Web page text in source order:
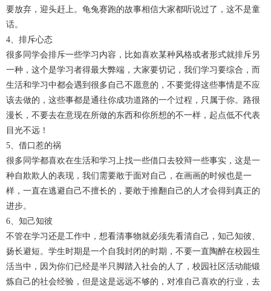
要放弃，迎头赶上。龟兔赛跑的故事相信大家都听说过了，这不是童
话。
4、排斥心态
很多同学会排斥一些学习内容，比如喜欢某种风格或者形式就排斥另
一种，这个是学习者得最大弊端，大家要切记，我们学习要综合，而
生活和学习中都会遇到很多自己不愿意的，不要觉得这些事情是不应
该去做的，这些事都是通往你成功道路的一个过程，只属于你。路很
漫长，不要去在意现在所做的东西和你所想的不一样，起点低不代表
目光不远！
5、借口惹的祸
很多同学都喜欢在生活和学习上找一些借口去狡辩一些事实，这是一
种自欺欺人的表现，我们需要敢于面对自己，在画画的时候也是一
样，一直在逃避自己不擅长的，要敢于推翻自己的人才会得到真正的
进步。
6、知己知彼
不管在学习还是工作中，想看清事物就必须先看清自己，知己知彼、
扬长避短。学生时期是一个自我封闭的时期，不要一直陶醉在校园生
活当中，因为你们已经是半只脚踏入社会的人了，校园社区活动能锻
炼自己的社会经验，但是这是远远不够的，对准自己喜欢的行业，去